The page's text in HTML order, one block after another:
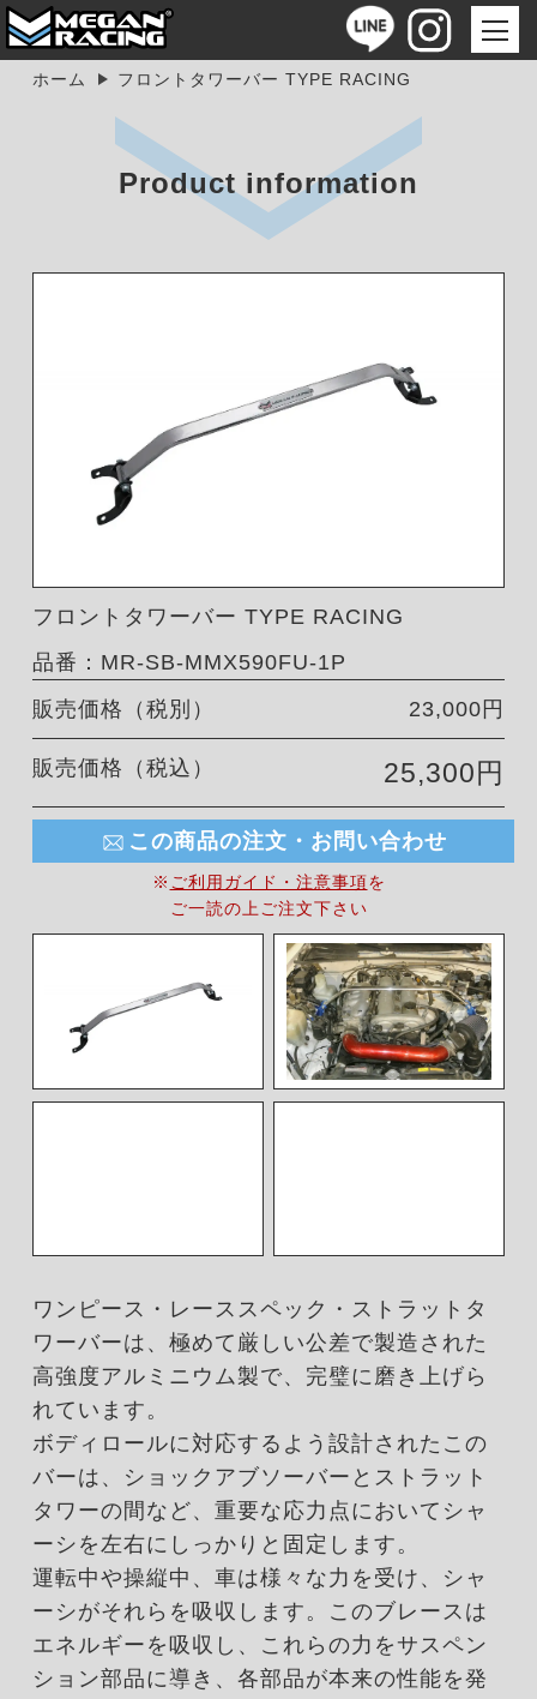
ホーム フロントタワーバー TYPE RACING
Product information
フロントタワーバー TYPE RACING
品番：MR-SB-MMX590FU-1P
販売価格（税別）
23,000円
販売価格（税込） 25,300円
この商品の注文・お問い合わせ
※ ご利用ガイド・注意事項を
ご一読の上ご注文下さい
ワンピース・レーススペック・ストラットタ
ワーバーは、極めて厳しい公差で製造された
高強度アルミニウム製で、完璧に磨き上げら
れています。
ボディロールに対応するよう設計されたこの
バーは、ショックアブソーバーとストラット
タワーの間など、重要な応力点においてシャ
ーシを左右にしっかりと固定します。
運転中や操縦中、車は様々な力を受け、シャ
ーシがそれらを吸収します。このブレースは
エネルギーを吸収し、これらの力をサスペン
ション部品に導き、各部品が本来の性能を発